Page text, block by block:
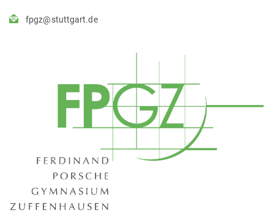
fpgz@stuttgart.de